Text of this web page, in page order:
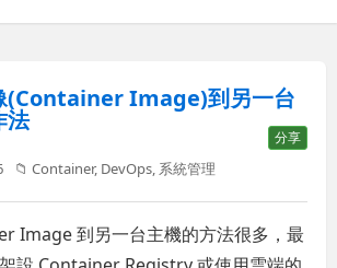
(Container Image)到另一台
法
分享
📁Container, DevOps 系統管理
Image 到另一台主機的方法很多，最